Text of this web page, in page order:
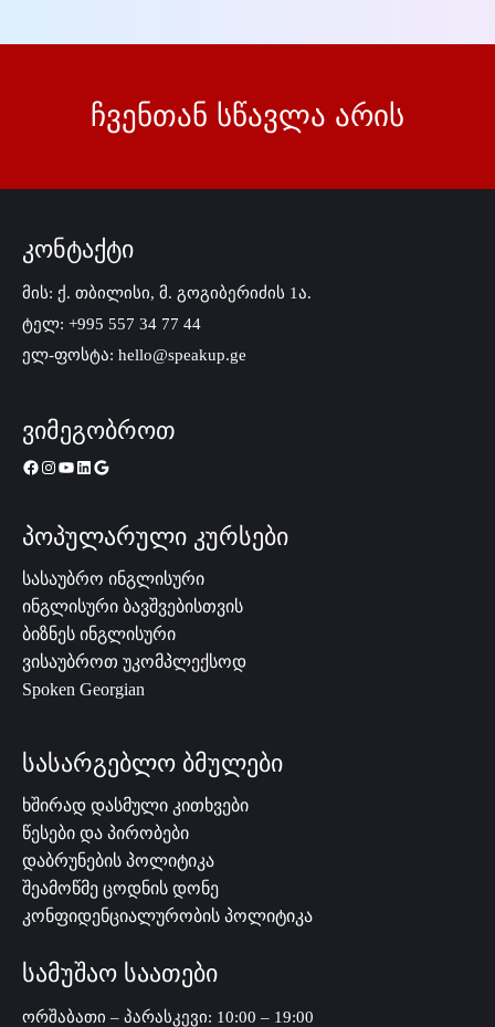
ჩვენთან სწავლა არის
კონტაქტი
მის: ქ. თბილისი, მ. გოგიბერიძის 1ა.
ტელ: +995 557 34 77 44
ელ-ფოსტა: hello@speakup.ge
ვიმეგობროთ
პოპულარული კურსები
სასაუბრო ინგლისური
ინგლისური ბავშვებისთვის
ბიზნეს ინგლისური
ვისაუბროთ უკომპლექსოდ
Spoken Georgian
სასარგებლო ბმულები
ხშირად დასმული კითხვები
წესები და პირობები
დაბრუნების პოლიტიკა
შეამოწმე ცოდნის დონე
კონფიდენციალურობის პოლიტიკა
სამუშაო საათები
ორშაბათი – პარასკევი: 10:00 – 19:00